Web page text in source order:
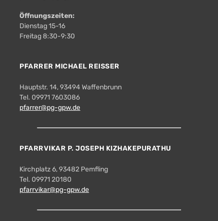
Öffnungszeiten:
Dienstag 15-16
Freitag 8:30-9:30
PFARRER MICHAEL REISSER
Hauptstr. 14, 93494 Waffenbrunn
Tel. 09971 7603086
pfarrer@pg-gpw.de
PFARRVIKAR P. JOSEPH KIZHAKEPURATHU
Kirchplatz 6, 93482 Pemfling
Tel. 09971 20180
pfarrvikar@pg-gpw.de